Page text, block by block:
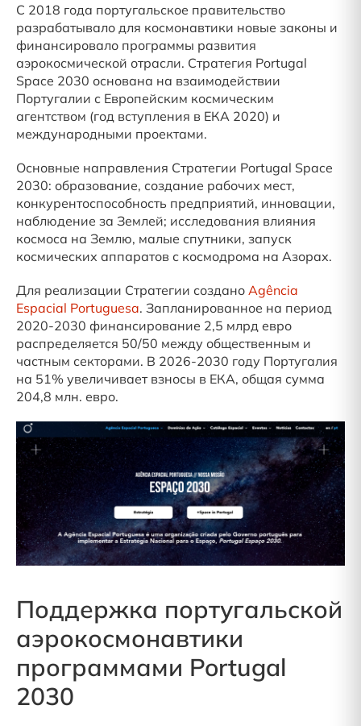
C 2018 года португальское правительство
разрабатывало для космонавтики новые законы и
финансировало программы развития
аэрокосмической отрасли. Стратегия Portugal
Space 2030 основана на взаимодействии
Португалии с Европейским космическим
агентством (год вступления в ЕКА 2020) и
международными проектами.
Основные направления Стратегии Portugal Space
2030: образование, создание рабочих мест,
конкурентоспособность предприятий, инновации,
наблюдение за Землей; исследования влияния
космоса на Землю, малые спутники, запуск
космических аппаратов с космодрома на Азорах.
Для реализации Стратегии создано Agência
Espacial Portuguesa. Запланированное на период
2020-2030 финансирование 2,5 млрд евро
распределяется 50/50 между общественным и
частным секторами. В 2026-2030 году Португалия
на 51% увеличивает взносы в ЕКА, общая сумма
204,8 млн. евро.
Поддержка португальской
аэрокосмонавтики
программами Portugal
2030